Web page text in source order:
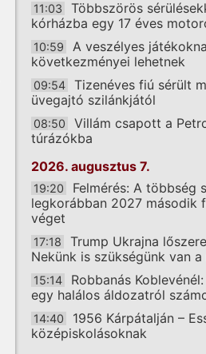
11:03
Többszörös
kórházba egy 17 éves
10:59
A veszélyes
következményei lehetnek
09:54
Tizenéves fiú sérült
üvegajtó szilánkjától
08:50
Villám csapott a
túrázókba
2026. augusztus 7.
19:20
Felmérés: A többség
legkorábban 2027 második
véget
17:18
Trump Ukrajna
Nekünk is szükségünk van
15:14
Robbanás
egy halálos áldozatról
14:40
1956 Kárpátalján –
középiskolásoknak